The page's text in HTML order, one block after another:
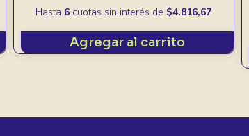
Hasta 6 cuotas sin interés de $4.816,67
Agregar al carrito